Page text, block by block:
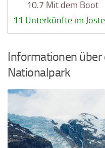
10.7 Mit dem Boot
11 Unterkünfte im
Informationen über
Nationalpark